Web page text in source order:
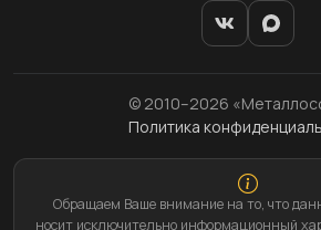
© 2010–2026
Политика
Обращаем Ваше внимание на то, что
носит исключительно информационный